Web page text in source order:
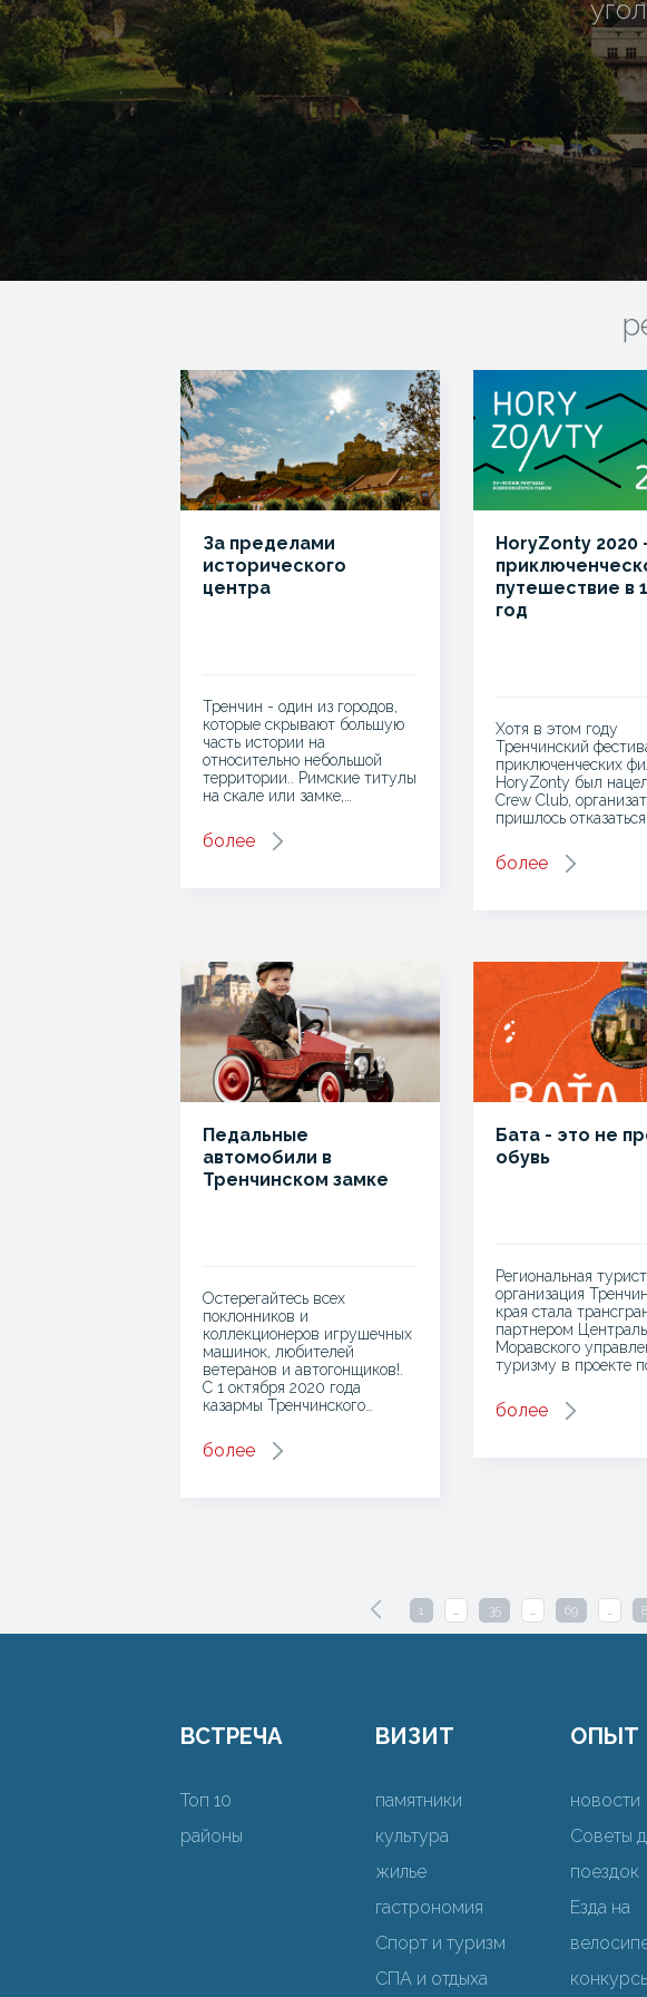
За пределами
исторического
центра
Тренчин - один из городов,
которые скрывают большую
часть истории на
относительно небольшой
территории.. Римские титулы
на скале или замке,…
более
HoryZonty 2020
путешествие в
год
Хотя в этом году
Тренчинский
приключенческих
HoryZonty был
Crew Club,
пришлось отказаться
более
Педальные
автомобили в
Тренчинском замке
Остерегайтесь всех
поклонников и
коллекционеров игрушечных
машинок, любителей
ветеранов и автогонщиков!.
С 1 октября 2020 года
казармы Тренчинского…
более
Бата - это не
обувь
Региональная
организация
края стала
партнером
Моравского
туризму в проекте
более
1 … 35 … 69 …
ВСТРЕЧА
Топ 10
районы
ВИЗИТ
памятники
культура
жилье
гастрономия
Спорт и туризм
СПА и отдыха
ОПЫТ
новости
Советы
поездок
Езда на